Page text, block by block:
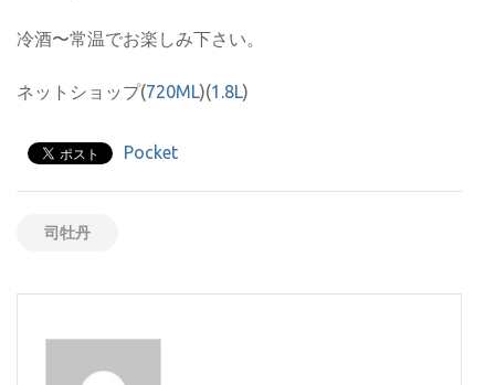
冷酒〜常温でお楽しみ下さい。
ネットショップ(720ML)(1.8L)
Pocket
司牡丹